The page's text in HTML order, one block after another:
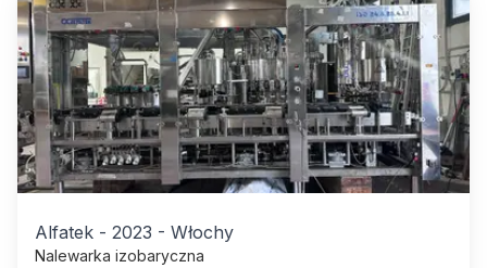
Alfatek - 2023 - Włochy
Nalewarka izobaryczna